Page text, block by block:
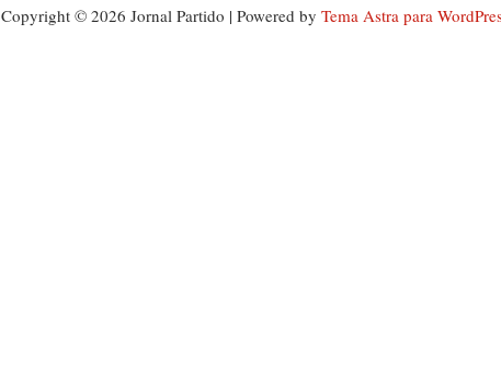
Copyright © 2026 Jornal Partido | Powered by Tema Astra para